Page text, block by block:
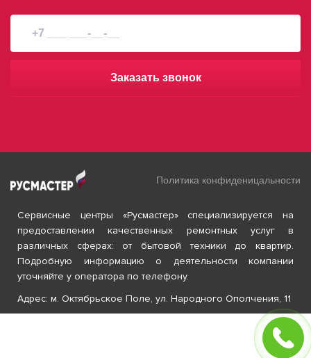
Заказать звонок
Политика конфиденицальности
Сервисные центры «Русмастер» специализируется на
предоставлении качественных ремонтных услуг в
различных сферах: от бытовой техники до квартир.
Подробную информацию о деятельности компании
уточняйте у оператора по телефону.
Адрес: м. Октябрьское Поле, ул. Народного Ополчения, 11